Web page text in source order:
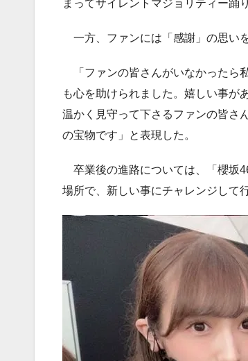
まってサイレントマジョリティー踊
一方、ファンには「感謝」の思いを
「ファンの皆さんがいなかったら
も心を助けられました。嬉しい事が
温かく見守って下さるファンの皆さ
の宝物です」と表現した。
卒業後の進路については、「櫻坂
場所で、新しい事にチャレンジして